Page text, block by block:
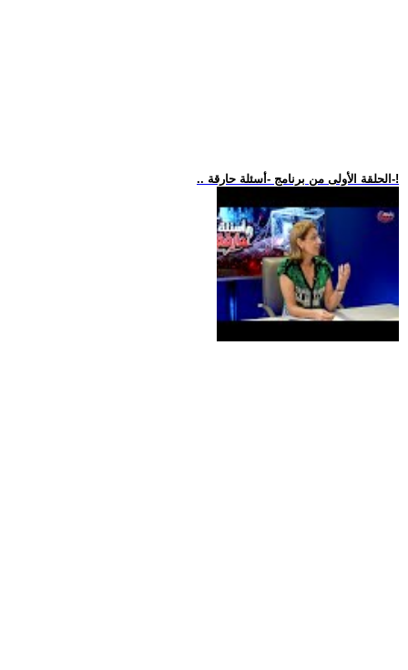
.. الحلقة الأولى من برنامج -أسئلة حارقة-!